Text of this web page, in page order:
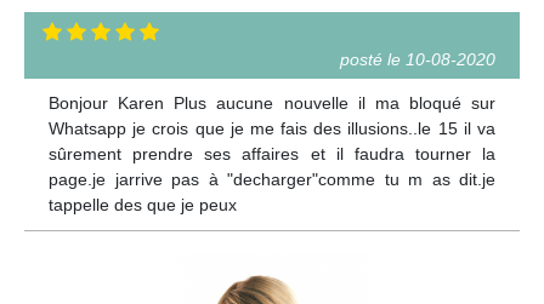
posté le 10-08-2020
Bonjour Karen Plus aucune nouvelle il ma bloqué sur
Whatsapp je crois que je me fais des illusions..le 15 il va
sûrement prendre ses affaires et il faudra tourner la
page.je jarrive pas à "decharger"comme tu m as dit.je
tappelle des que je peux